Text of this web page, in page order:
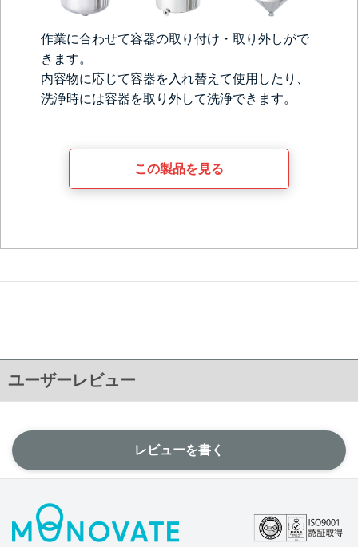
作業に合わせて容器の取り付け・取り外しがで
きます。
内容物に応じて容器を入れ替えて使用したり、
洗浄時には容器を取り外して洗浄できます。
この製品を見る
ユーザーレビュー
レビューを書く